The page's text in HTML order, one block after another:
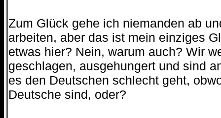
Zum Glück gehe ich niemanden ab
arbeiten, aber das ist mein einziges
etwas hier? Nein, warum auch? Wir
geschlagen, ausgehungert und sind
es den Deutschen schlecht geht,
Deutsche sind, oder?